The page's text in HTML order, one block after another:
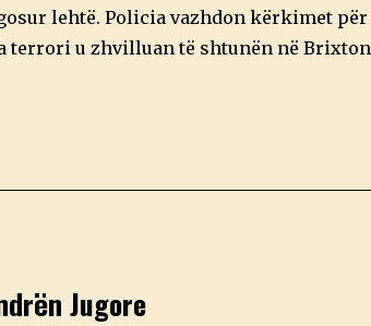
lehtë. Policia vazhdon kërkimet për
terrori u zhvilluan të shtunën në
Jugore